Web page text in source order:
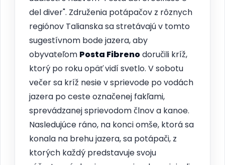
del diver". Združenia potápačov z rôznych
regiónov Talianska sa stretávajú v tomto
sugestívnom bode jazera, aby
obyvateľom Posta Fibrenodoručili kríž,
ktorý po roku opäť vidí svetlo. V sobotu
večer sa kríž nesie v sprievode po vodách
jazera po ceste označenej fakľami,
sprevádzanej sprievodom člnov a kanoe.
Nasledujúce ráno, na konci omše, ktorá sa
konala na brehu jazera, sa potápači, z
ktorých každý predstavuje svoju